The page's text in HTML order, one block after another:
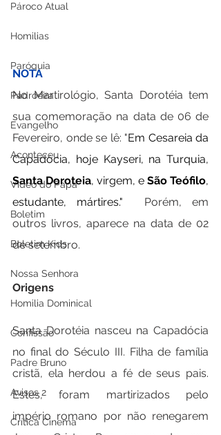
Pároco Atual
Homilias
Paróquia
Padroeira
Evangelho
Aconteceu
Video do Papa
Boletim
Boletim Kids
Nossa Senhora
Homilia Dominical
Confissão
Padre Bruno
Avisos 2
Crítica Cinema
NOTA
No Martirológio, Santa Dorotéia tem
sua comemoração na data de 06 de
Fevereiro, onde se lê: "Em Cesareia da
Santa Doroteia, virgem, e São Teófilo,
estudante, mártires."
  Porém, em
outros livros, aparece na data de 02
de setembro.
Origens
Santa Dorotéia nasceu na Capadócia
no final do Século III. Filha de família
cristã, ela herdou a fé de seus pais.
Estes, foram martirizados pelo
império romano por não renegarem